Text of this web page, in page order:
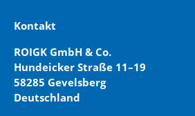
Kontakt
ROIGK GmbH & Co.
Hundeicker Straße 11–19
58285 Gevelsberg
Deutschland